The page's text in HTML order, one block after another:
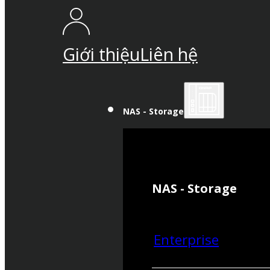
Giới thiệuLiên hệ
NAS - Storage
NAS - Storage
Enterprise